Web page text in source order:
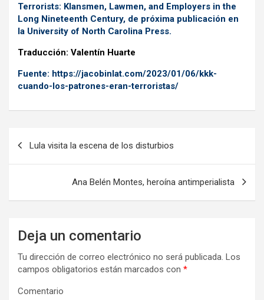
Terrorists: Klansmen, Lawmen, and Employers in the
Long Nineteenth Century, de próxima publicación en
la University of North Carolina Press.
Traducción: Valentín Huarte
Fuente: https://jacobinlat.com/2023/01/06/kkk-
cuando-los-patrones-eran-terroristas/
Lula visita la escena de los disturbios
Ana Belén Montes, heroína antimperialista
Deja un comentario
Tu dirección de correo electrónico no será publicada. Los
campos obligatorios están marcados con *
Comentario